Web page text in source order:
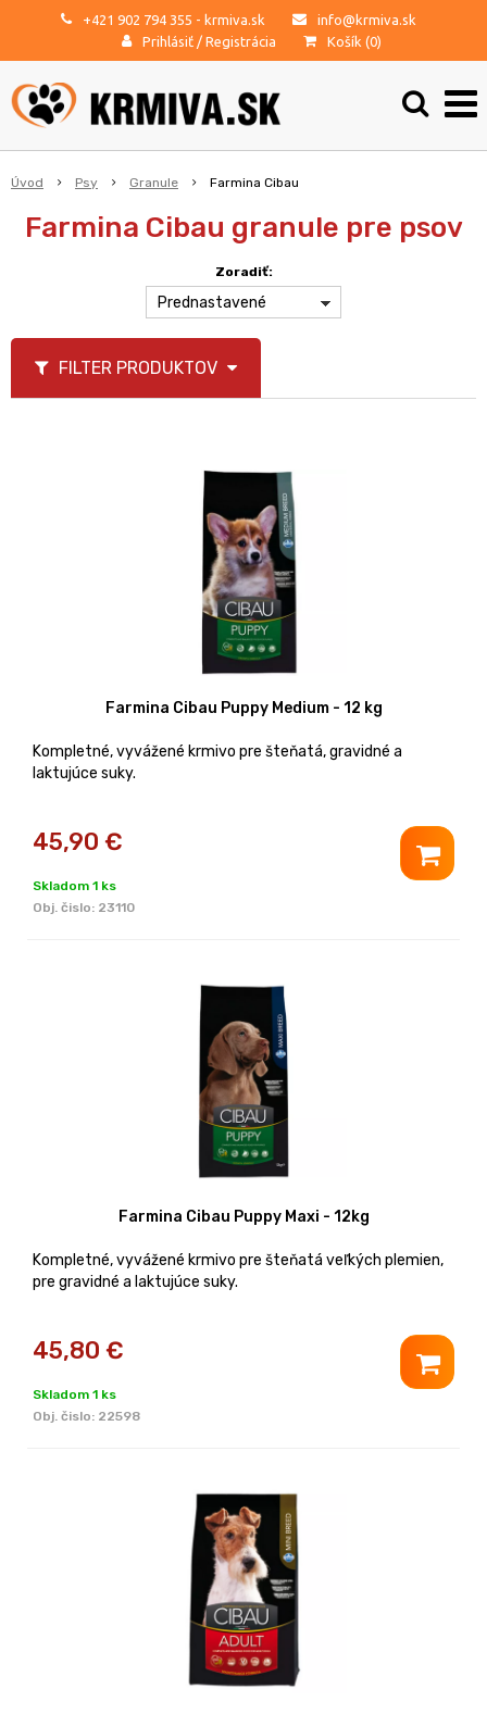
+421 902 794 355 - krmiva.sk
info@krmiva.sk
Prihlásiť / Registrácia Košík (0)
Úvod Psy Granule Farmina Cibau
Farmina Cibau granule pre psov
Zoradiť:
Prednastavené
FILTER PRODUKTOV
Farmina Cibau Puppy Medium - 12 kg
Kompletné, vyvážené krmivo pre šteňatá, gravidné a
laktujúce suky.
45,90 €
Skladom 1 ks
Obj. čislo: 23110
Farmina Cibau Puppy Maxi - 12kg
Kompletné, vyvážené krmivo pre šteňatá veľkých plemien,
pre gravidné a laktujúce suky.
45,80 €
Skladom 1 ks
Obj. čislo: 22598